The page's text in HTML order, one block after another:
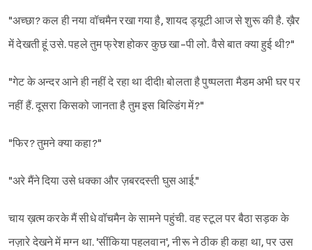
"अच्छा? कल ही नया वॉचमैन रखा गया है, शायद ड्यूटी आज से शुरू की है. ख़ैर
में देखती हूं उसे. पहले तुम फ्रेश होकर कुछ खा-पी लो. वैसे बात क्या हुई थी?"
"गेट के अन्दर आने ही नहीं दे रहा था दीदी! बोलता है पुष्पलता मैडम अभी घर पर
नहीं हैं. दूसरा किसको जानता है तुम इस बिल्डिंग में?"
"फिर? तुमने क्या कहा?"
"अरे मैंने दिया उसे धक्का और ज़बरदस्ती घुस आई."
चाय ख़त्म करके मैं सीधे वॉचमैन के सामने पहुंची. वह स्टूल पर बैठा सड़क के
नज़ारे देखने में मग्न था. 'सींकिया पहलवान', नीरू ने ठीक ही कहा था, पर उस